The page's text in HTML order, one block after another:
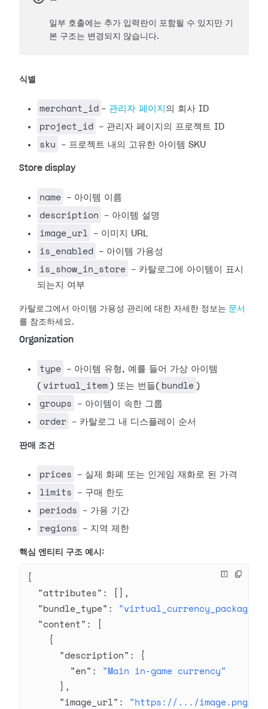
일부 호출에는 추가 입력란이 포함될 수 있지만 기
본 구조는 변경되지 않습니다.
식별
merchant_id - 관리자 페이지 의 회사 ID
project_id - 관리자 페이지의 프로젝트 ID
sku - 프로젝트 내의 고유한 아이템 SKU
Store display
name - 아이템 이름
description - 아이템 설명
image_url - 이미지 URL
is_enabled - 아이템 가용성
is_show_in_store
- 카탈로그에 아이템이 표시
되는지 여부
카탈로그에서 아이템 가용성 관리에 대한 자세한 정보는 문서
를 참조하세요.
Organization
type
- 아이템 유형, 예를 들어 가상 아이템
( virtual_item ) 또는 번들( bundle )
groups - 아이템이 속한 그룹
order - 카탈로그 내 디스플레이 순서
판매 조건
prices - 실제 화폐 또는 인게임 재화로 된 가격
limits - 구매 한도
periods - 가용 기간
regions - 지역 제한
핵심 엔티티 구조 예시:
{
  "attributes"
: [],
  "bundle_type"
: "virtual_currency_package"
  "content"
: [
    {
      "description"
: {
        "en"
: "Main in-game currency"
      },
      "image_url"
: "https://.../image.png"